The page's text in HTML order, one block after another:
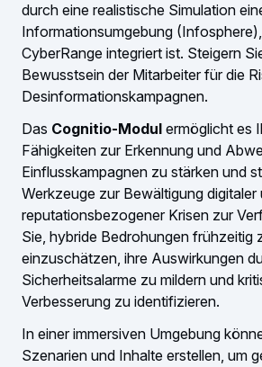
durch eine realistische Simulation
Informationsumgebung
CyberRange integriert ist. Steigern
Bewusstsein der Mitarbeiter für die
Desinformationskampagnen.
Das Cognitio-Modul ermöglicht es
Fähigkeiten zur Erkennung und
Einflusskampagnen zu stärken und
Werkzeuge zur Bewältigung digitaler
reputationsbezogener Krisen zur
Sie, hybride Bedrohungen frühzeitig
einzuschätzen, ihre Auswirkungen
Sicherheitsalarme zu mildern und
Verbesserung zu identifizieren.
In einer immersiven Umgebung
Szenarien und Inhalte erstellen, um